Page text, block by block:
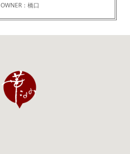
OWNER：橋口